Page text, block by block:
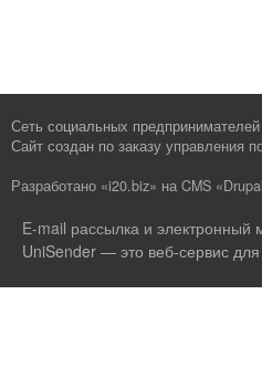
Сеть социальных
Сайт создан по заказу управления
Разработано «i20.biz» на CMS
E-mail рассылка и электронный
UniSender — это веб-сервис